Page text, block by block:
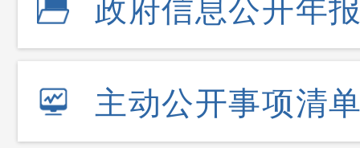
政府信息公开年
主动公开事项清